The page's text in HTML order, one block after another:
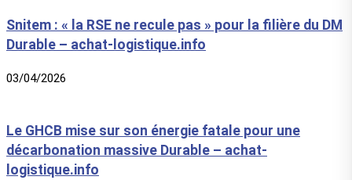
Snitem : « la RSE ne recule pas » pour la filière du DM
Durable – achat-logistique.info
03/04/2026
Le GHCB mise sur son énergie fatale pour une
décarbonation massive Durable – achat-
logistique.info